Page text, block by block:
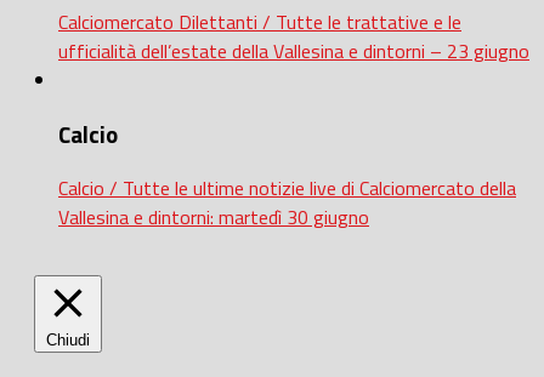
Calciomercato Dilettanti / Tutte le trattative e le
ufficialità dell’estate della Vallesina e dintorni – 23 giugno
Calcio
Calcio / Tutte le ultime notizie live di Calciomercato della
Vallesina e dintorni: martedì 30 giugno
Chiudi